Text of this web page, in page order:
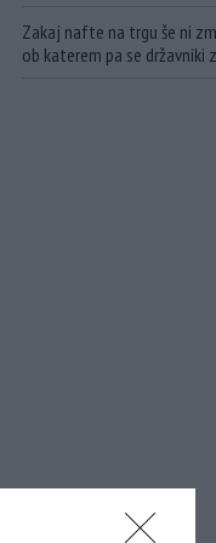
Zakaj nafte na trgu še ni
ob katerem pa se